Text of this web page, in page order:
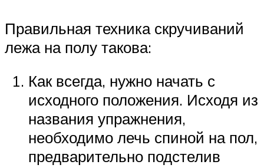
Правильная техника скручиваний
лежа на полу такова:
Как всегда, нужно начать с
исходного положения. Исходя из
названия упражнения,
необходимо лечь спиной на пол,
предварительно подстелив